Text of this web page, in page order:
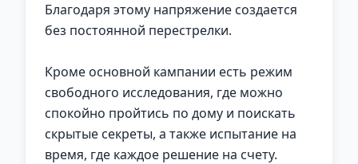
Благодаря этому напряжение создается
без постоянной перестрелки.
Кроме основной кампании есть режим
свободного исследования, где можно
спокойно пройтись по дому и поискать
скрытые секреты, а также испытание на
время, где каждое решение на счету.